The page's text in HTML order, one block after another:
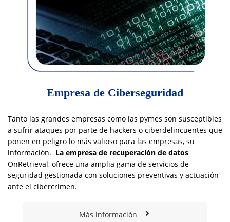
Empresa de Ciberseguridad
Tanto las grandes empresas como las pymes son susceptibles
a sufrir ataques por parte de hackers o ciberdelincuentes que
ponen en peligro lo más valioso para las empresas, su
información. La empresa de recuperación de datos
OnRetrieval, ofrece una amplia gama de servicios de
seguridad gestionada con soluciones preventivas y actuación
ante el cibercrimen.
Más información